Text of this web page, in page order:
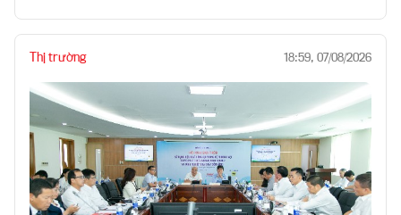
Thị trường 18:59, 07/08/2026